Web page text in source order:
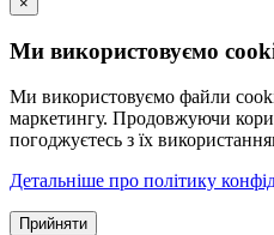
Ми використовуємо
Ми використовуємо файли
маркетингу. Продовжуючи
погоджуєтесь з їх
Детальніше про політику
Прийняти